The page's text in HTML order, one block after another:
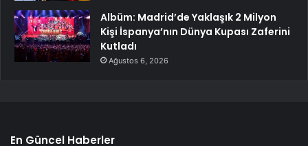
Albüm: Madrid’de Yaklaşık 2 Milyon
Kişi İspanya’nın Dünya Kupası Zaferini
Kutladı
Ağustos 6, 2026
En Güncel Haberler